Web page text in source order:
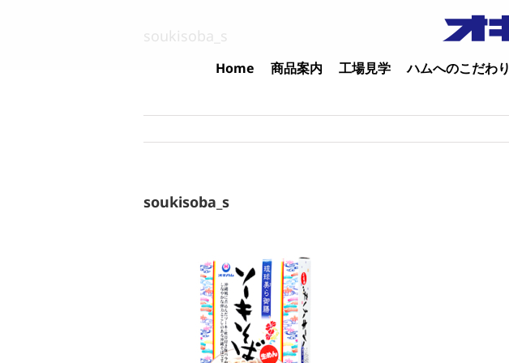
Home 商品案内 工場見学 ハムへのこだわり
soukisoba_s
soukisoba_s